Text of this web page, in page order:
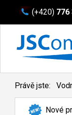
(+420) 776
Právě jste:
Nové